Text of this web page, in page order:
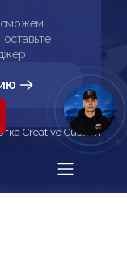
сможем
Creative Custom